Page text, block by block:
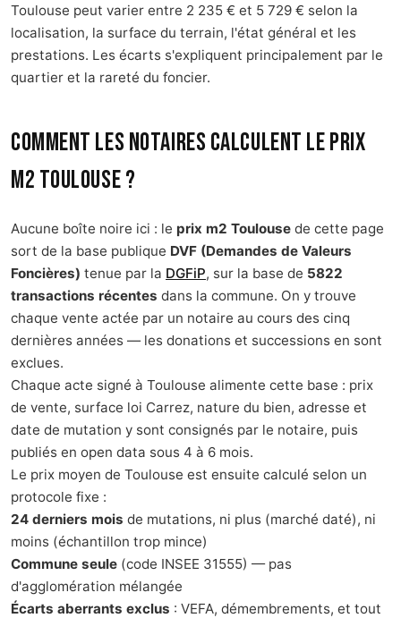
Toulouse peut varier entre 2 235 € et 5 729 € selon la
localisation, la surface du terrain, l'état général et les
prestations. Les écarts s'expliquent principalement par le
quartier et la rareté du foncier.
Comment les notaires calculent le prix
m2 Toulouse ?
Aucune boîte noire ici : le prix m2 Toulouse de cette page
sort de la base publique DVF (Demandes de Valeurs
Foncières) tenue par la DGFiP, sur la base de 5822
transactions récentes dans la commune. On y trouve
chaque vente actée par un notaire au cours des cinq
dernières années — les donations et successions en sont
exclues.
Chaque acte signé à Toulouse alimente cette base : prix
de vente, surface loi Carrez, nature du bien, adresse et
date de mutation y sont consignés par le notaire, puis
publiés en open data sous 4 à 6 mois.
Le prix moyen de Toulouse est ensuite calculé selon un
protocole fixe :
24 derniers mois de mutations, ni plus (marché daté), ni
moins (échantillon trop mince)
Commune seule (code INSEE 31555) — pas
d'agglomération mélangée
Écarts aberrants exclus : VEFA, démembrements, et tout